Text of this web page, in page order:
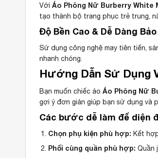
Với Áo Phông Nữ Burberry White
tạo thành bộ trang phục trẻ trung,
Độ Bền Cao & Dễ Dàng
Sử dụng công nghệ may tiên tiến,
nhanh chóng.
Hướng Dẫn Sử Dụng
Bạn muốn chiếc áo Áo Phông Nữ
gợi ý đơn giản giúp bạn sử dụng và
Các bước dễ làm để diện
Chọn phụ kiện phù hợp: Kết
Phối cùng quần phù hợp: Quần